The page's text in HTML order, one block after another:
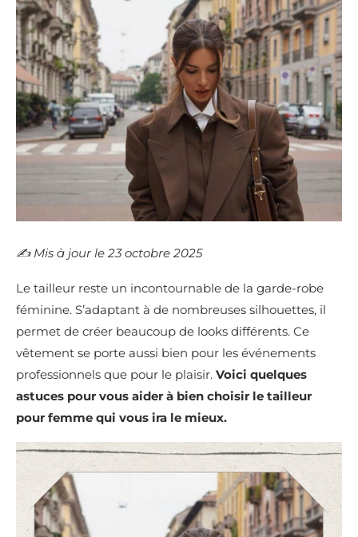
✍️​ Mis à jour le 23 octobre 2025
Le tailleur reste un incontournable de la garde-robe
féminine. S’adaptant à de nombreuses silhouettes, il
permet de créer beaucoup de looks différents. Ce
vêtement se porte aussi bien pour les événements
professionnels que pour le plaisir. Voici quelques
astuces pour vous aider à bien choisir le tailleur
pour femme qui vous ira le mieux.